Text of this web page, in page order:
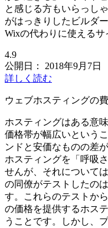
と感じる方もいらっし
がはっきりしたビルダ
Wixの代わりに使えるサ
4.9
公開日：
2018年9月7日
詳しく読む
ウェブホスティングの
ホスティングはある意
価格帯が幅広いという
ンドと安価なものの差
ホスティングを「呼吸
せんが、それについて
の同僚がテストしたの
す。これらのテストか
の価格を提供するホス
うことです。しかし、